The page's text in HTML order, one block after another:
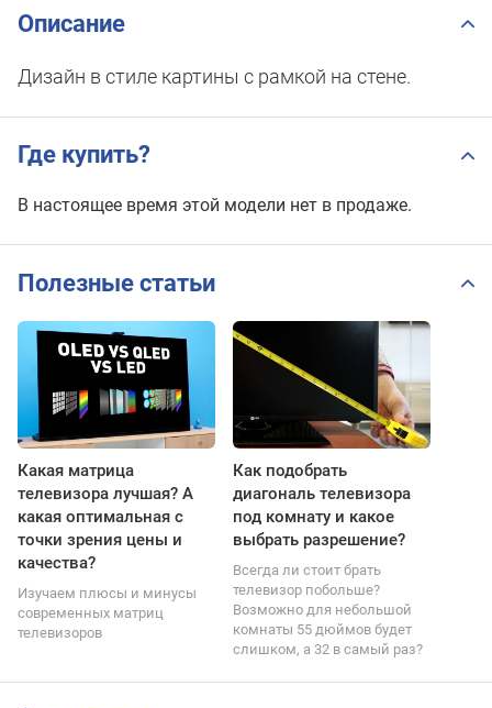
Описание
Дизайн в стиле картины с рамкой на стене.
Где купить?
В настоящее время этой модели нет в продаже.
Полезные статьи
Какая матрица
телевизора лучшая? А
какая оптимальная с
точки зрения цены и
качества?
Изучаем плюсы и минусы
современных матриц
телевизоров
Как подобрать
диагональ телевизора
под комнату и какое
выбрать разрешение?
Всегда ли стоит брать
телевизор побольше?
Возможно для небольшой
комнаты 55 дюймов будет
слишком, а 32 в самый раз?